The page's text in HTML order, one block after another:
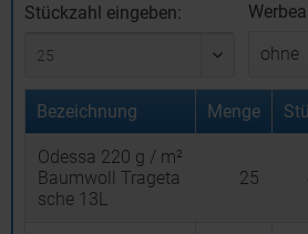
Stückzahl eingeben:
Bezeichnung Menge
Odessa 220 g / m²
Baumwoll Trageta
sche 13L
25